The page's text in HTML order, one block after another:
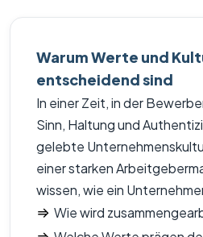
Warum Werte und
entscheidend sind
In einer Zeit, in der
Sinn, Haltung und
gelebte
einer starken
wissen, wie ein
⇒ Wie wird